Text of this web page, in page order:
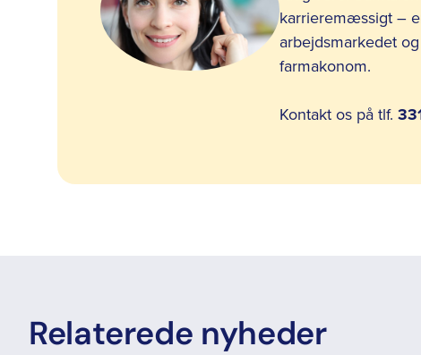
karrieremæssigt –
arbejdsmarkedet
farmakonom.
Kontakt os på tlf.
Relaterede nyheder